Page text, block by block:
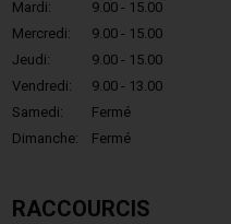
Mardi:
9.00 - 15.00
Mercredi:
9.00 - 15.00
Jeudi:
9.00 - 15.00
Vendredi:
9.00 - 13.00
Samedi:
Fermé
Dimanche:
Fermé
RACCOURCIS